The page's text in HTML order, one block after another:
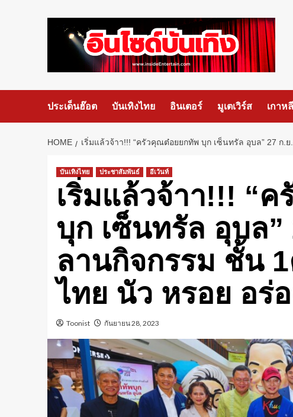
ประเด็นฮ๊อต บันเทิงไทย อินเตอร์ มูเตเวิร์ส เกาหลี
HOME เริ่มแล้วจ้าา!!! “ครัวคุณต๋อยยกทัพ บุก เซ็นทรัล อุบล” 27 ก
บันเทิงไทย ประชาสัมพันธ์ อีเว้นท์
เริ่มแล้วจ้าา!!! “
บุก เซ็นทรัล อุบล”
ลานกิจกรรม ชั้น
ไทย นัว หรอย อร่
Toonist กันยายน 28, 2023